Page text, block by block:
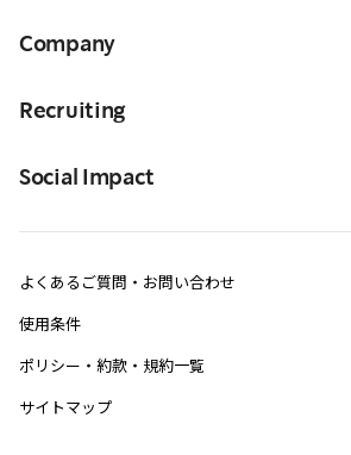
Company
Recruiting
Social Impact
よくあるご質問・お問い合わせ
使用条件
ポリシー・約款・規約一覧
サイトマップ